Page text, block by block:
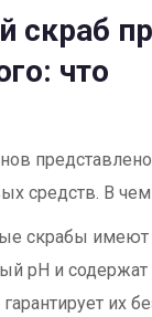
скраб
что
представлено
средств. В чем
скрабы имеют
pH и содержат
их